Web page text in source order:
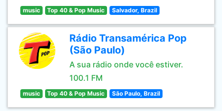
music Top 40 & Pop Music Salvador, Brazil
Rádio Transamérica Pop
(São Paulo)
A sua rádio onde você estiver.
100.1 FM
music Top 40 & Pop Music São Paulo, Brazil